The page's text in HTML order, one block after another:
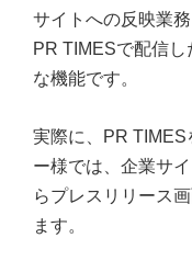
サイトへの反映業
PR TIMESで配信
な機能です。
実際に、PR
ー様では、企業サ
らプレスリリース
ます。